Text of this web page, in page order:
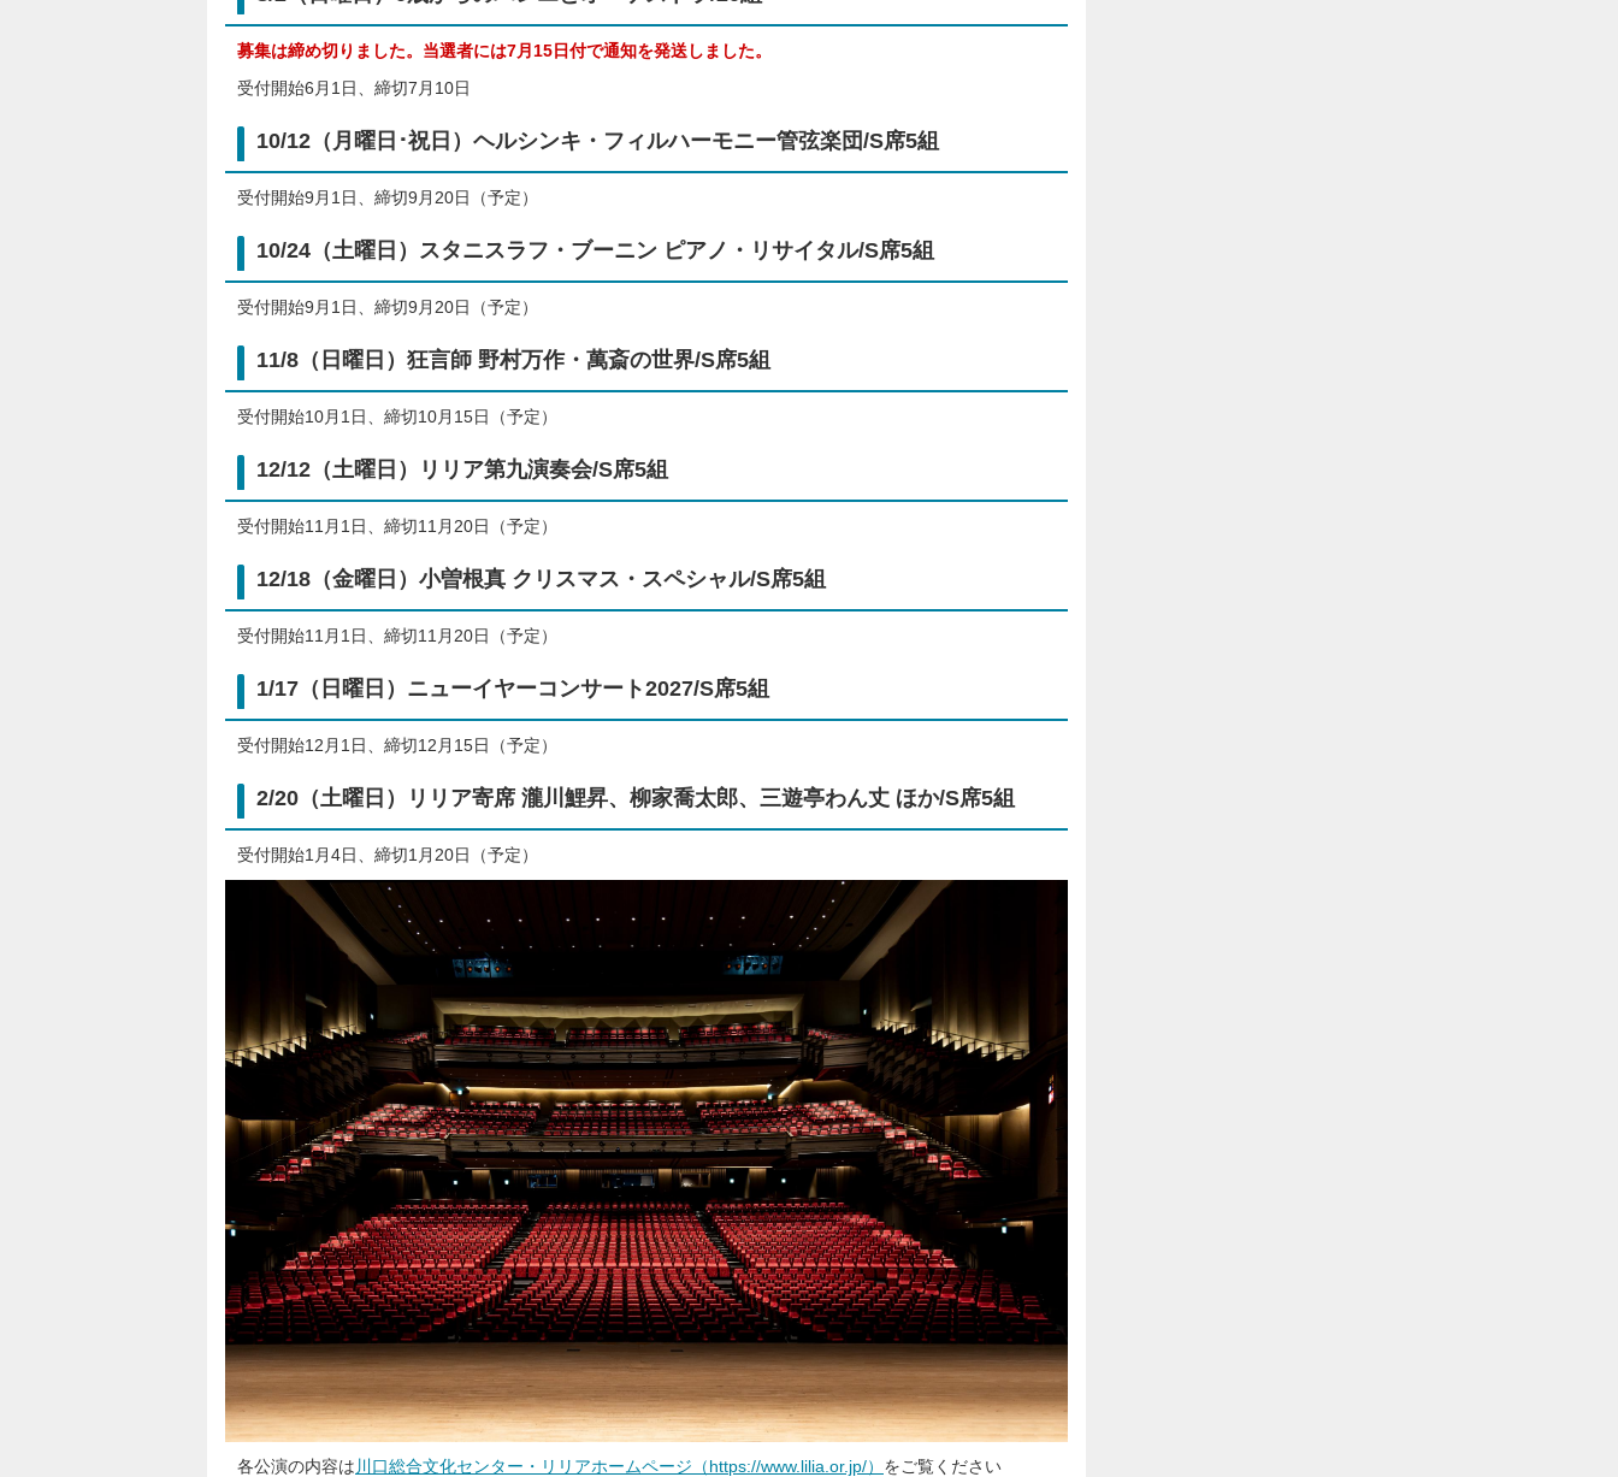
募集は締め切りました。当選者には7月15日付で通知を発送しました。
受付開始6月1日、締切7月10日
10/12（月曜日･祝日）ヘルシンキ・フィルハーモニー管弦楽団/S席5組
受付開始9月1日、締切9月20日（予定）
10/24（土曜日）スタニスラフ・ブーニン ピアノ・リサイタル/S席5組
受付開始9月1日、締切9月20日（予定）
11/8（日曜日）狂言師 野村万作・萬斎の世界/S席5組
受付開始10月1日、締切10月15日（予定）
12/12（土曜日）リリア第九演奏会/S席5組
受付開始11月1日、締切11月20日（予定）
12/18（金曜日）小曽根真 クリスマス・スペシャル/S席5組
受付開始11月1日、締切11月20日（予定）
1/17（日曜日）ニューイヤーコンサート2027/S席5組
受付開始12月1日、締切12月15日（予定）
2/20（土曜日）リリア寄席 瀧川鯉昇、柳家喬太郎、三遊亭わん丈 ほか/S席5組
受付開始1月4日、締切1月20日（予定）
各公演の内容は 川口総合文化センター・リリアホームページ（https://www.lilia.or.jp/） をご覧ください